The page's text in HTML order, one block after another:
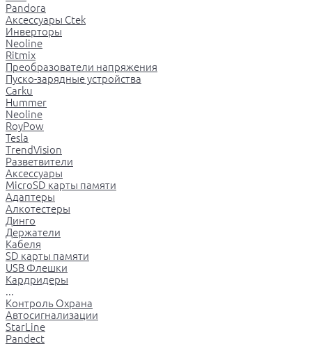
Pandora
Аксессуары Ctek
Инверторы
Neoline
Ritmix
Преобразователи напряжения
Пуско-зарядные устройства
Carku
Hummer
Neoline
RoyPow
Tesla
TrendVision
Разветвители
Аксессуары
MicroSD карты памяти
Адаптеры
Алкотестеры
Динго
Держатели
Кабеля
SD карты памяти
USB Флешки
Кардридеры
...
Контроль Охрана
Автосигнализации
StarLine
Pandect